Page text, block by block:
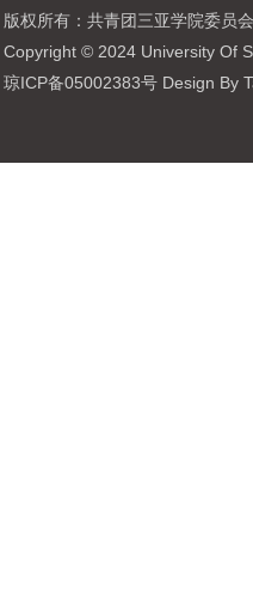
版权所有：共青团三亚学院委员会
Copyright © 2024 University Of
琼ICP备05002383号 Design By